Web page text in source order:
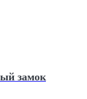
замок